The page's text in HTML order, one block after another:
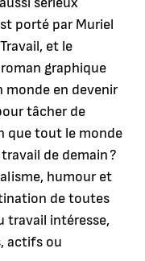
porté par Muriel
et le
graphique
monde en devenir
tâcher de
que tout le monde
de demain ?
humour et
de toutes
travail intéresse,
actifs ou